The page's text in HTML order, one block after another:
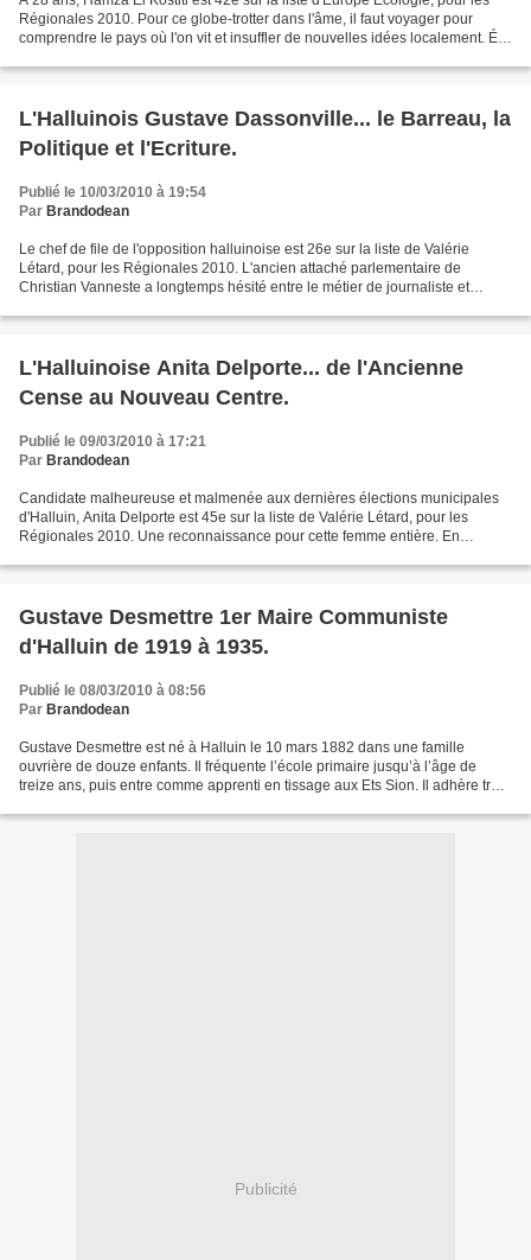
Régionales 2010. Pour ce globe-trotter dans l'âme, il faut voyager pour
comprendre le pays où l'on vit et insuffler de nouvelles idées localement. Élu
L'Halluinois Gustave Dassonville... le Barreau, la
Politique et l'Ecriture.
Publié le 10/03/2010 à 19:54
Par Brandodean
Le chef de file de l'opposition halluinoise est 26e sur la liste de Valérie
Létard, pour les Régionales 2010. L'ancien attaché parlementaire de
Christian Vanneste a longtemps hésité entre le métier de journaliste et
L'Halluinoise Anita Delporte... de l'Ancienne
Cense au Nouveau Centre.
Publié le 09/03/2010 à 17:21
Par Brandodean
Candidate malheureuse et malmenée aux dernières élections municipales
d'Halluin, Anita Delporte est 45e sur la liste de Valérie Létard, pour les
Régionales 2010. Une reconnaissance pour cette femme entière. En
Gustave Desmettre 1er Maire Communiste
d'Halluin de 1919 à 1935.
Publié le 08/03/2010 à 08:56
Par Brandodean
Gustave Desmettre est né à Halluin le 10 mars 1882 dans une famille
ouvrière de douze enfants. Il fréquente l’école primaire jusqu’à l’âge de
treize ans, puis entre comme apprenti en tissage aux Ets Sion. Il adhère très
Publicité